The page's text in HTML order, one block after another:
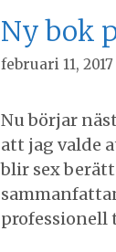
Ny bok
februari 11, 2017
Nu börjar
att jag valde
blir sex
professionell